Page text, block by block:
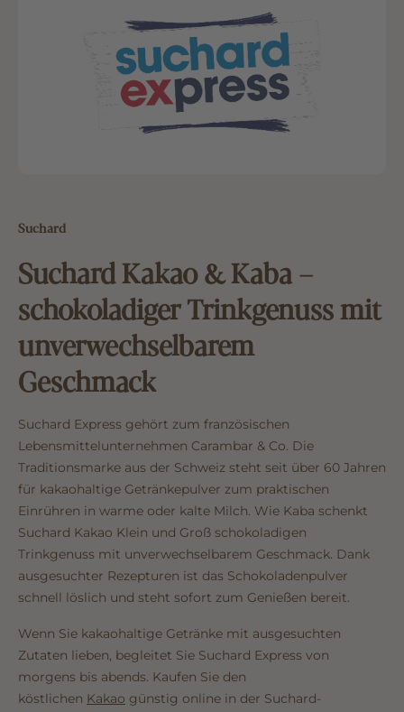
Suchard
Suchard Kakao & Kaba –
schokoladiger Trinkgenuss mit
unverwechselbarem
Geschmack
Suchard Express gehört zum französischen
Lebensmittelunternehmen Carambar & Co. Die
Traditionsmarke aus der Schweiz steht seit über 60 Jahren
für kakaohaltige Getränkepulver zum praktischen
Einrühren in warme oder kalte Milch. Wie Kaba schenkt
Suchard Kakao Klein und Groß schokoladigen
Trinkgenuss mit unverwechselbarem Geschmack. Dank
ausgesuchter Rezepturen ist das Schokoladenpulver
schnell löslich und steht sofort zum Genießen bereit.
Wenn Sie kakaohaltige Getränke mit ausgesuchten
Zutaten lieben, begleitet Sie Suchard Express von
morgens bis abends. Kaufen Sie den
köstlichen Kakao günstig online in der Suchard-